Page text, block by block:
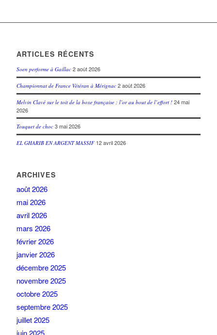
ARTICLES RÉCENTS
Soen performe à Gaillac 2 août 2026
Championnat de France Vétéran à Mérignac 2 août 2026
Melvin Clavé sur le toit de la boxe française : l’or au bout de l’effort ! 24 mai
2026
Touquet de choc 3 mai 2026
EL GHARIB EN ARGENT MASSIF 12 avril 2026
ARCHIVES
août 2026
mai 2026
avril 2026
mars 2026
février 2026
janvier 2026
décembre 2025
novembre 2025
octobre 2025
septembre 2025
juillet 2025
juin 2025